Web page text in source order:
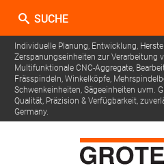
Individuelle Planung, Entwicklung,
Zerspanungseinheiten zur Verarbeitung
Multifunktionale CNC-Aggregate,
Frässpindeln, Winkelköpfe,
Schwenkeinheiten, Sägeeinheiten uvm.
Qualität, Präzision & Verfügbarkeit,
Germany.